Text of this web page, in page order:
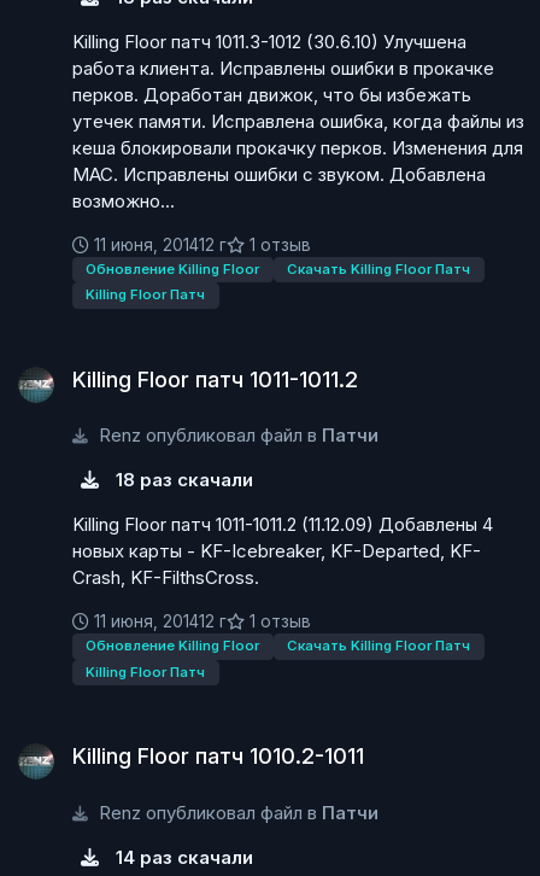
Killing Floor патч 1011.3-1012 (30.6.10) Улучшена
работа клиента. Исправлены ошибки в прокачке
перков. Доработан движок, что бы избежать
утечек памяти. Исправлена ошибка, когда файлы из
кеша блокировали прокачку перков. Изменения для
МАС. Исправлены ошибки с звуком. Добавлена
возможно...
11 июня, 201412 г 1 отзыв
Обновление Killing Floor
Скачать Killing Floor Патч
Killing Floor Патч
Killing Floor патч 1011-1011.2
Renz опубликовал файл в Патчи
18 раз скачали
Killing Floor патч 1011-1011.2 (11.12.09) Добавлены 4
новых карты - KF-Icebreaker, KF-Departed, KF-
Crash, KF-FilthsCross.
11 июня, 201412 г 1 отзыв
Обновление Killing Floor
Скачать Killing Floor Патч
Killing Floor Патч
Killing Floor патч 1010.2-1011
Renz опубликовал файл в Патчи
14 раз скачали